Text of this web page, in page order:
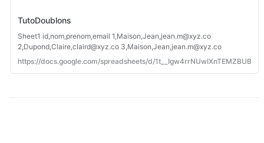
TutoDoublons
Sheet1 id,nom,prenom,email 1,Maison,Jean,jean.m@xyz.co
2,Dupond,Claire,claird@xyz.co 3,Maison,Jean,jean.m@xyz.co
4,Durand,Jean,jean@xyz.co 5,Dupond,claird@xyz.co
6,Poivrier,Patrick,pp@xyz.co 7,Mayer,Chloé,mayer.c@xyz.co
https://docs.google.com/spreadsheets/d/